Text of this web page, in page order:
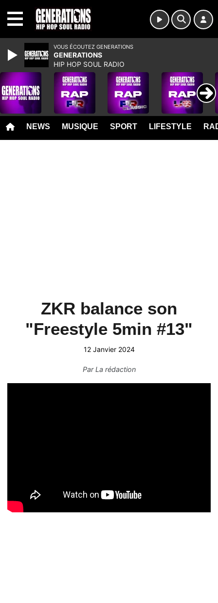
NEWS MUSIQUE SPORT LIFESTYLE
ZKR balance son
"Freestyle 5min #13"
12 Janvier 2024
ParLa rédaction
VOUS ÉCOUTEZ GENERATIONS
GENERATIONS
HIP HOP SOUL RADIO